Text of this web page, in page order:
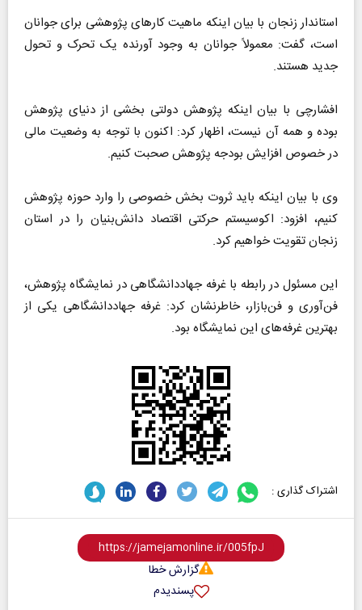
استاندار زنجان با بیان اینکه ماهیت کارهای پژوهشی برای جوانان
است، گفت: معمولاً جوانان به وجود آورنده یک تحرک و تحول
جدید هستند.
افشارچی با بیان اینکه پژوهش دولتی بخشی از دنیای پژوهش
بوده و همه آن نیست، اظهار کرد: اکنون با توجه به وضعیت مالی
در خصوص افزایش بودجه پژوهش صحبت کنیم.
وی با بیان اینکه باید ثروت بخش خصوصی را وارد حوزه پژوهش
کنیم، افزود: اکوسیستم حرکتی اقتصاد دانش‌بنیان را در استان
زنجان تقویت خواهیم کرد.
این مسئول در رابطه با غرفه جهاددانشگاهی در نمایشگاه پژوهش،
فن‌آوری و فن‌بازار، خاطرنشان کرد: غرفه جهاددانشگاهی یکی از
بهترین غرفه‌های این نمایشگاه بود.
اشتراک گذاری :
گزارش خطا
پسندیدم